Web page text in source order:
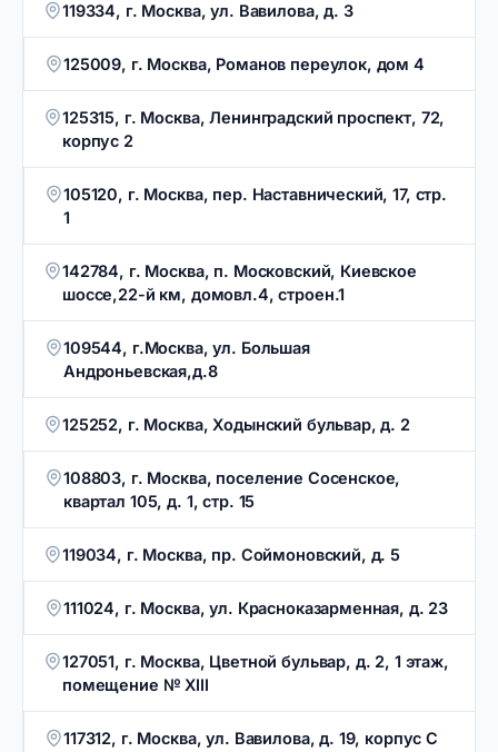
119334, г. Москва, ул. Вавилова, д. 3
125009, г. Москва, Романов переулок, дом 4
125315, г. Москва, Ленинградский проспект, 72,
корпус 2
105120, г. Москва, пер. Наставнический, 17, стр.
1
142784, г. Москва, п. Московский, Киевское
шоссе,22-й км, домовл.4, строен.1
109544, г.Москва, ул. Большая
Андроньевская,д.8
125252, г. Москва, Ходынский бульвар, д. 2
108803, г. Москва, поселение Сосенское,
квартал 105, д. 1, стр. 15
119034, г. Москва, пр. Соймоновский, д. 5
111024, г. Москва, ул. Красноказарменная, д. 23
127051, г. Москва, Цветной бульвар, д. 2, 1 этаж,
помещение № XIII
117312, г. Москва, ул. Вавилова, д. 19, корпус С